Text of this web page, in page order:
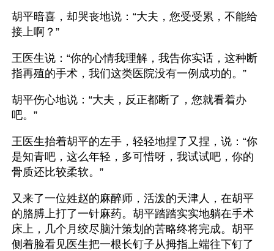
胡平暗喜，却哭丧地说：“大夫，您受受累，不能给
接上啊？”
王医生说：“你的心情我理解，我告你实话，这种断
指再殖的手术，我们这类医院没有一例成功的。”
胡平伤心地说：“大夫，反正都断了，您就看着办
吧。”
王医生抬着胡平的左手，轻轻地捏了又捏，说：“你
是知青吧，这么年轻，多可惜呀，我试试吧，你的
骨质还比较柔软。”
又来了一位姓赵的麻醉师，活泼的天津人，在胡平
的胳膊上打了一针麻药。胡平踏踏实实地躺在手术
床上，几个月绞尽脑汁策划的苦略终将完成。胡平
侧着脸看见医生把一根长钉子从拇指上端往下钉了